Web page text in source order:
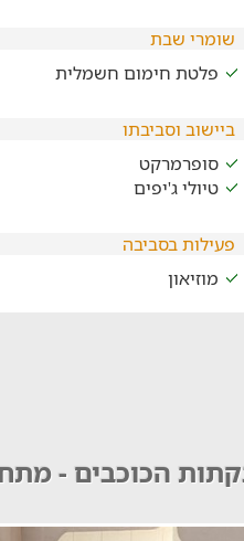
שומרי שבת
פלטת חימום חשמלית
ביישוב וסביבתו
סופרמרקט
טיולי ג'יפים
פעילות בסביבה
מוזיאון
הכוכבים -